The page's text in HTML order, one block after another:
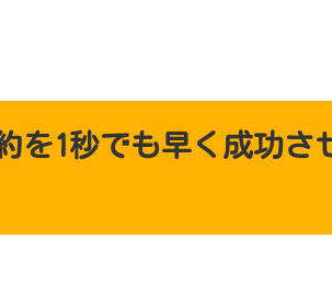
を1秒でも早く成功さ